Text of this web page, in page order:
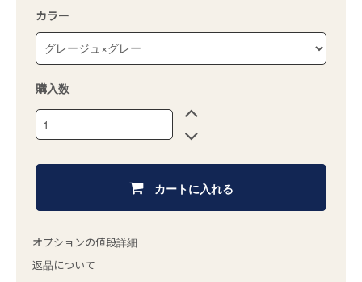
カラー
購入数
カートに入れる
オプションの値段詳細
返品について